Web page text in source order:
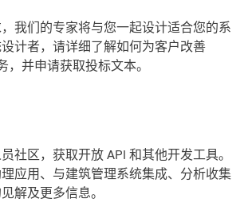
我们的专家将与您一起设计适合您的系
计者，请详细了解如何为客户改善
并申请获取投标文本。
社区，获取开放 API 和其他开发工具。
应用、与建筑管理系统集成、分析收集
解及更多信息。